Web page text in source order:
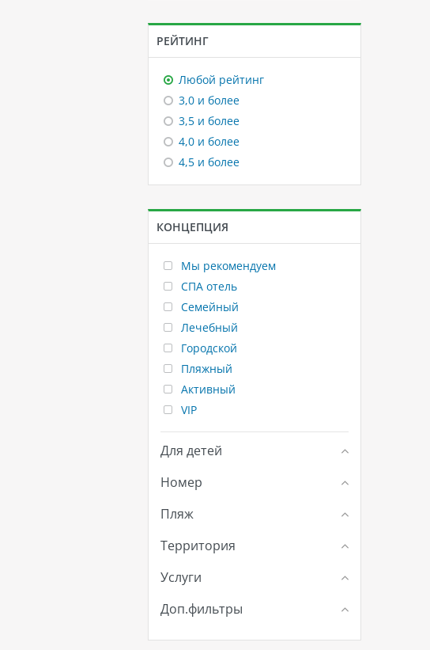
РЕЙТИНГ
Любой рейтинг
3,0 и более
3,5 и более
4,0 и более
4,5 и более
КОНЦЕПЦИЯ
Мы рекомендуем
СПА отель
Семейный
Лечебный
Городской
Пляжный
Активный
VIP
Для детей
Номер
Пляж
Территория
Услуги
Доп.фильтры